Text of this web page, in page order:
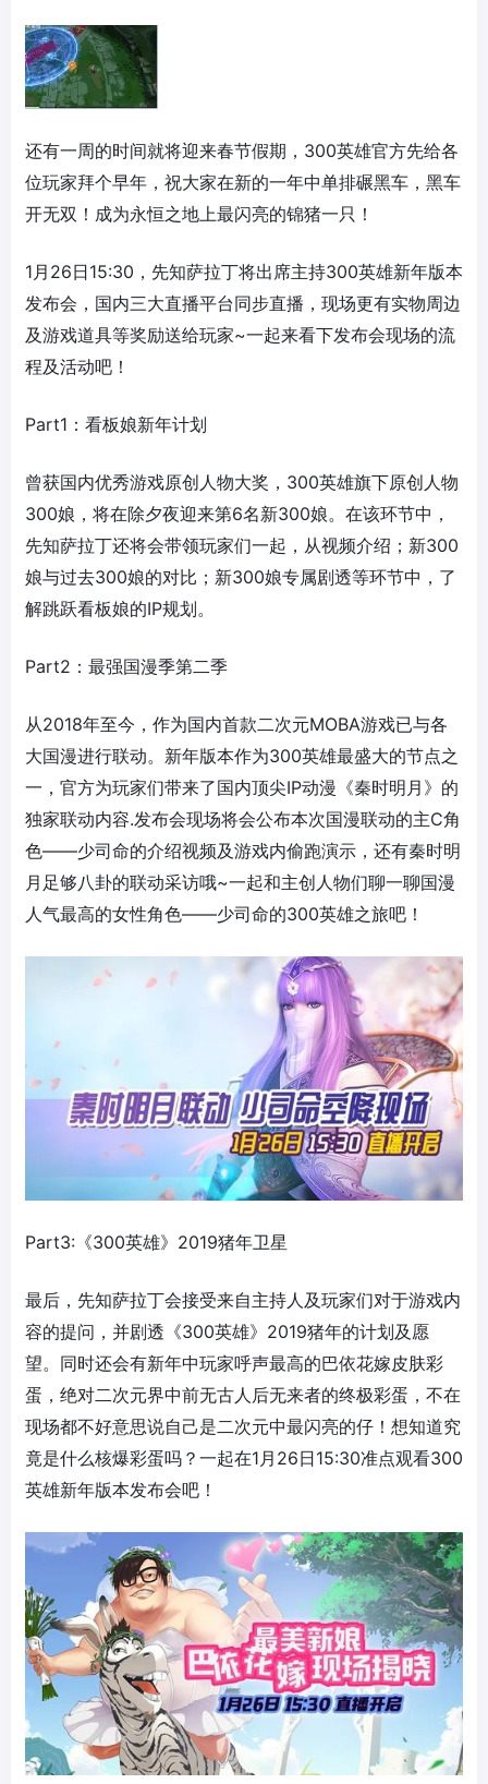
还有一周的时间就将迎来春节假期，300英雄官方先给各
位玩家拜个早年，祝大家在新的一年中单排碾黑车，黑车
开无双！成为永恒之地上最闪亮的锦猪一只！
1月26日15:30，先知萨拉丁将出席主持300英雄新年版本
发布会，国内三大直播平台同步直播，现场更有实物周边
及游戏道具等奖励送给玩家~一起来看下发布会现场的流
程及活动吧！
Part1：看板娘新年计划
曾获国内优秀游戏原创人物大奖，300英雄旗下原创人物
300娘，将在除夕夜迎来第6名新300娘。在该环节中，
先知萨拉丁还将会带领玩家们一起，从视频介绍；新300
娘与过去300娘的对比；新300娘专属剧透等环节中，了
解跳跃看板娘的IP规划。
Part2：最强国漫季第二季
从2018年至今，作为国内首款二次元MOBA游戏已与各
大国漫进行联动。新年版本作为300英雄最盛大的节点之
一，官方为玩家们带来了国内顶尖IP动漫《秦时明月》的
独家联动内容.发布会现场将会公布本次国漫联动的主C角
色——少司命的介绍视频及游戏内偷跑演示，还有秦时明
月足够八卦的联动采访哦~一起和主创人物们聊一聊国漫
人气最高的女性角色——少司命的300英雄之旅吧！
Part3:《300英雄》2019猪年卫星
最后，先知萨拉丁会接受来自主持人及玩家们对于游戏内
容的提问，并剧透《300英雄》2019猪年的计划及愿
望。同时还会有新年中玩家呼声最高的巴依花嫁皮肤彩
蛋，绝对二次元界中前无古人后无来者的终极彩蛋，不在
现场都不好意思说自己是二次元中最闪亮的仔！想知道究
竟是什么核爆彩蛋吗？一起在1月26日15:30准点观看300
英雄新年版本发布会吧！